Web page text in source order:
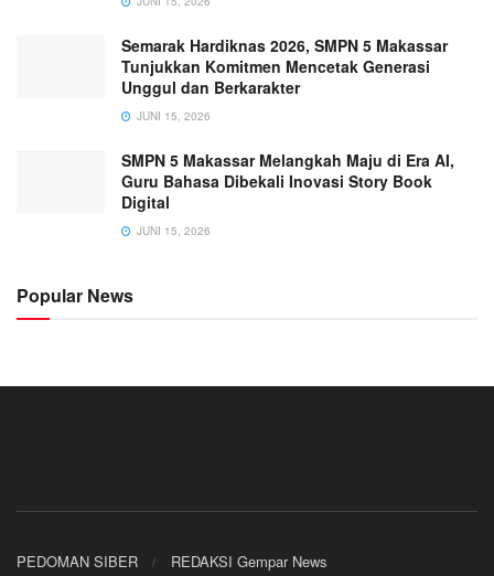
Semarak Hardiknas 2026, SMPN 5 Makassar
Tunjukkan Komitmen Mencetak Generasi
Unggul dan Berkarakter
JUNI 15, 2026
SMPN 5 Makassar Melangkah Maju di Era AI,
Guru Bahasa Dibekali Inovasi Story Book
Digital
JUNI 15, 2026
Popular News
PEDOMAN SIBER REDAKSI Gempar News